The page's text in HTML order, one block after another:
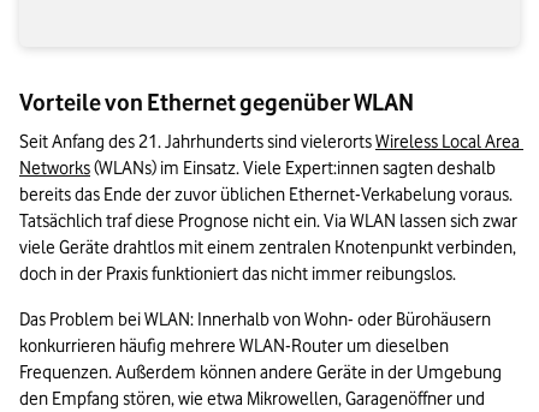
Vorteile von Ethernet gegenüber WLAN
Seit Anfang des 21. Jahrhunderts sind vielerorts Wireless Local Area
Networks (WLANs) im Einsatz. Viele Expert:innen sagten deshalb
bereits das Ende der zuvor üblichen Ethernet-Verkabelung voraus.
Tatsächlich traf diese Prognose nicht ein. Via WLAN lassen sich zwar
viele Geräte drahtlos mit einem zentralen Knotenpunkt verbinden,
doch in der Praxis funktioniert das nicht immer reibungslos.
Das Problem bei WLAN: Innerhalb von Wohn- oder Bürohäusern
konkurrieren häufig mehrere WLAN-Router um dieselben
Frequenzen. Außerdem können andere Geräte in der Umgebung
den Empfang stören, wie etwa Mikrowellen, Garagenöffner und